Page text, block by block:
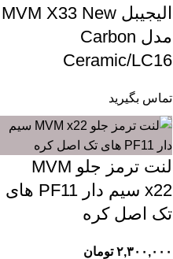
الیجیبل MVM X33 New
مدل Carbon
Ceramic/LC16
تماس بگیرید
لنت ترمز جلو MVM
x22 سیم دار PF11 های
تک اصل کره
۲,۳۰۰,۰۰۰ تومان